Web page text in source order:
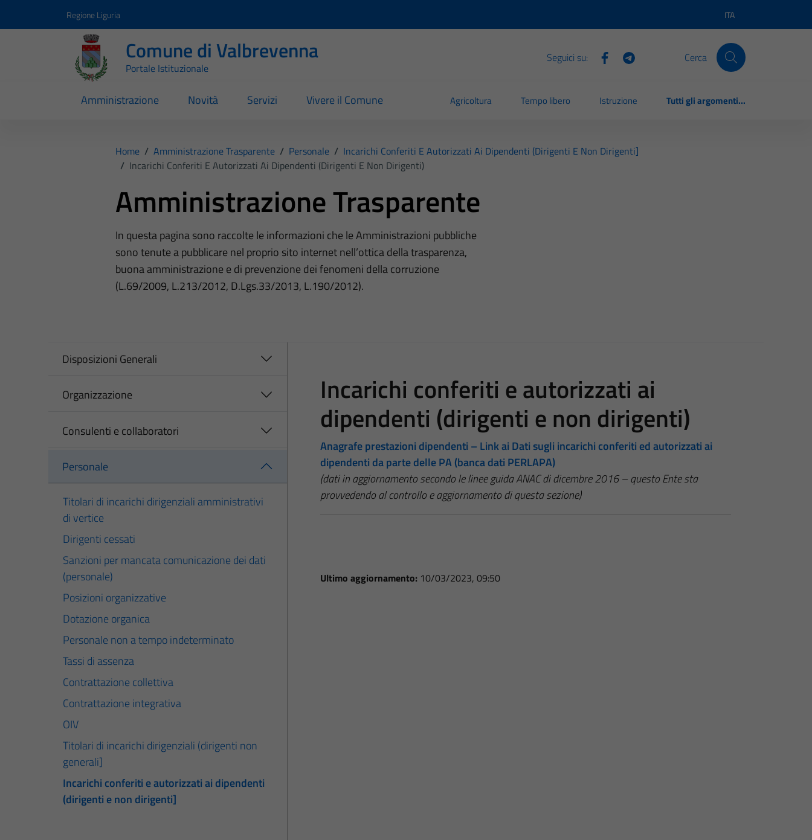
Regione Liguria Lingua attiva:
ITA
Comune di Valbrevenna
Portale Istituzionale
Seguici su: Cerca
Amministrazione Novità Servizi Vivere il Comune Agricoltura Tempo libero Istruzione Tutti gli argomenti...
Home / Amministrazione Trasparente / Personale / Incarichi Conferiti E Autorizzati Ai Dipendenti (dirigenti E Non Dirigenti]
/ Incarichi Conferiti E Autorizzati Ai Dipendenti (dirigenti E Non Dirigenti)
Amministrazione Trasparente
In questa pagina sono raccolte le informazioni che le Amministrazioni pubbliche
sono tenute a pubblicare nel proprio sito internet nell’ottica della trasparenza,
buona amministrazione e di prevenzione dei fenomeni della corruzione
(L.69/2009, L.213/2012, D.Lgs.33/2013, L.190/2012).
Disposizioni Generali
Organizzazione
Consulenti e collaboratori
Personale
Titolari di incarichi dirigenziali amministrativi
di vertice
Dirigenti cessati
Sanzioni per mancata comunicazione dei dati
(personale)
Posizioni organizzative
Dotazione organica
Personale non a tempo indeterminato
Tassi di assenza
Contrattazione collettiva
Contrattazione integrativa
OIV
Titolari di incarichi dirigenziali (dirigenti non
generali]
Incarichi conferiti e autorizzati ai dipendenti
(dirigenti e non dirigenti]
Incarichi conferiti e autorizzati ai
dipendenti (dirigenti e non dirigenti)
Anagrafe prestazioni dipendenti – Link ai Dati sugli incarichi conferiti ed autorizzati ai
dipendenti da parte delle PA (banca dati PERLAPA)
(dati in aggiornamento secondo le linee guida ANAC di dicembre 2016 – questo Ente sta
provvedendo al controllo e aggiornamento di questa sezione)
Ultimo aggiornamento: 10/03/2023, 09:50